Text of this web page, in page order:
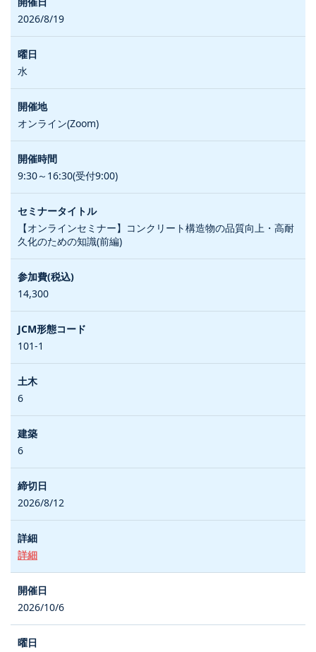
2026/8/19
水
オンライン(Zoom)
9:30～16:30(受付9:00)
【オンラインセミナー】コンクリート構造物の品質向上・高耐
久化のための知識(前編)
14,300
101-1
6
6
2026/8/12
詳細
2026/10/6